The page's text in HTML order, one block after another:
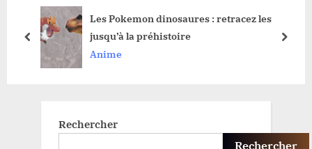
o
Les Pokemon dinosaures : retracez les
jusqu’à la préhistoire
Anime
prev next
Rechercher
Rechercher